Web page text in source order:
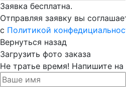
Заявка бесплатна.
Отправляя заявку вы
с Политикой
Вернуться назад
Загрузить фото заказа
Не тратье время! Напишите на